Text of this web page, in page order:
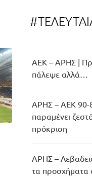
ΑΕΚ – ΑΡΗΣ |
πάλεψε αλλά…
ΑΡΗΣ – ΑΕΚ 90-
παραμένει
πρόκριση
ΑΡΗΣ –
τα προσχήματα